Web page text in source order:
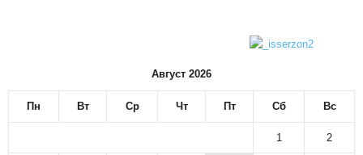
Август 2026
Пн Вт Ср Чт Пт Сб Вс
1 2